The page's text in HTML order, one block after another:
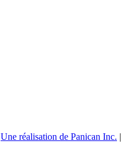
Une réalisation de Panican Inc. |